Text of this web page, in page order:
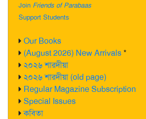
Join Friends of Parabaas
Support Students
Our Books
(August 2026) New Arrivals*
২০২৬ শারদীয়া
২০২৬ শারদীয়া (old page)
Regular Magazine Subscription
Special Issues
কবিতা